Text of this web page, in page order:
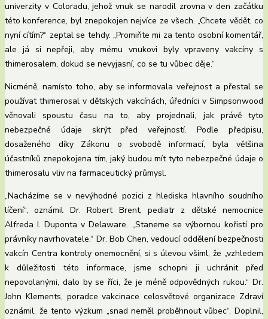
univerzity v Coloradu, jehož vnuk se narodil zrovna v den začátku
této konference, byl znepokojen nejvíce ze všech. „Chcete vědět, co
nyní cítím?“ zeptal se tehdy. „Promiňte mi za tento osobní komentář,
ale já si nepřeji, aby mému vnukovi byly vpraveny vakcíny s
thimerosalem, dokud se nevyjasní, co se tu vůbec děje.“
Nicméně, namísto toho, aby se informovala veřejnost a přestal se
používat thimerosal v dětských vakcínách, úředníci v Simpsonwood
věnovali spoustu času na to, aby projednali, jak právě tyto
nebezpečné údaje skrýt před veřejností. Podle předpisu,
dosaženého díky Zákonu o svobodě informací, byla většina
účastníků znepokojena tím, jaký budou mít tyto nebezpečné údaje o
thimerosalu vliv na farmaceutický průmysl.
„Nacházíme se v nevýhodné pozici z hlediska hlavního soudního
líčení“, oznámil Dr. Robert Brent, pediatr z dětské nemocnice
Alfreda I. Duponta v Delaware. „Staneme se výbornou kořistí pro
právníky navrhovatele.“ Dr. Bob Chen, vedoucí oddělení bezpečnosti
vakcín Centra kontroly onemocnění, si s úlevou všiml, že „vzhledem
k důležitosti této informace, jsme schopni ji uchránit před
nepovolanými, dalo by se říci, že je méně odpovědných rukou.“ Dr.
John Klements, poradce vakcinace celosvětové organizace Zdraví
oznámil, že tento výzkum „snad neměl proběhnout vůbec“. Doplnil,